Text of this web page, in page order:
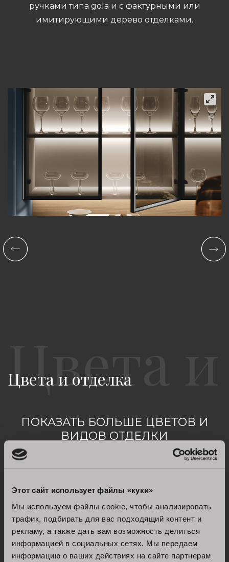
Этот сайт использует файлы «куки»
Мы используем файлы cookie, чтобы анализировать
трафик, подбирать для вас подходящий контент и
рекламу, а также дать вам возможность делиться
информацией в социальных сетях. Мы передаем
информацию о ваших действиях на сайте партнерам
ручками типа gola и с фактурными или
имитирующими дерево отделками.
Цвета и отделка
ПОКАЗАТЬ БОЛЬШЕ ЦВЕТОВ И
ВИДОВ ОТДЕЛКИ